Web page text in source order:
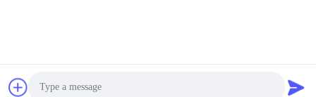
Obtenha o melhor preço
Guangzhou Xingchao Agriculture Machinery Co., Ltd.